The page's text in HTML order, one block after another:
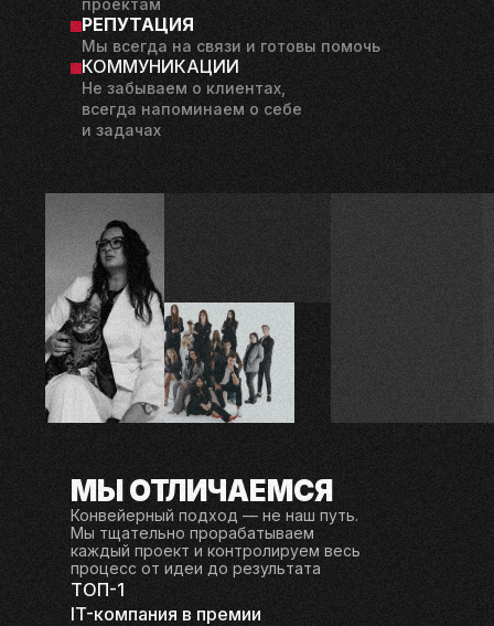
проектам
РЕПУТАЦИЯ
Мы всегда на связи и готовы помочь
КОММУНИКАЦИИ
Не забываем о клиентах,
всегда напоминаем о себе
и задачах
МЫ ОТЛИЧАЕМСЯ
Конвейерный подход — не наш путь.
Мы тщательно прорабатываем
каждый проект и контролируем весь
процесс от идеи до результата
ТОП-1
IT-компания в премии